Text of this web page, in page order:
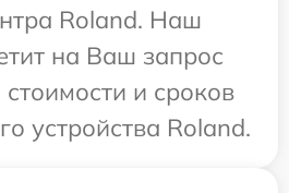
Roland. Наш
на Ваш запрос
и сроков
устройства Roland.